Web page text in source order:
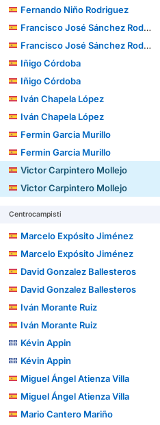
Fernando Niño Rodriguez
Francisco José Sánchez Rodríguez
Francisco José Sánchez Rodríguez
Iñigo Córdoba
Iñigo Córdoba
Iván Chapela López
Iván Chapela López
Fermin Garcia Murillo
Fermin Garcia Murillo
Victor Carpintero Mollejo
Victor Carpintero Mollejo
Centrocampisti
Marcelo Expósito Jiménez
Marcelo Expósito Jiménez
David Gonzalez Ballesteros
David Gonzalez Ballesteros
Iván Morante Ruiz
Iván Morante Ruiz
Kévin Appin
Kévin Appin
Miguel Ángel Atienza Villa
Miguel Ángel Atienza Villa
Mario Cantero Mariño